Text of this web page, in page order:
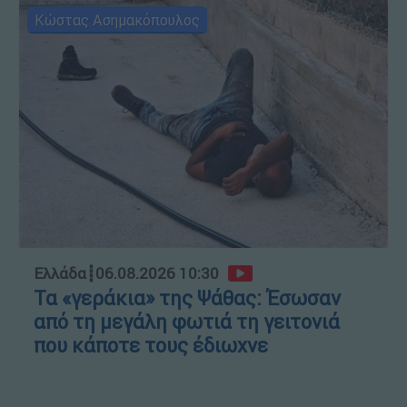
Κώστας Ασημακόπουλος
Ελλάδα┋06.08.2026 10:30
Τα «γεράκια» της Ψάθας: Έσωσαν
από τη μεγάλη φωτιά τη γειτονιά
που κάποτε τους έδιωχνε